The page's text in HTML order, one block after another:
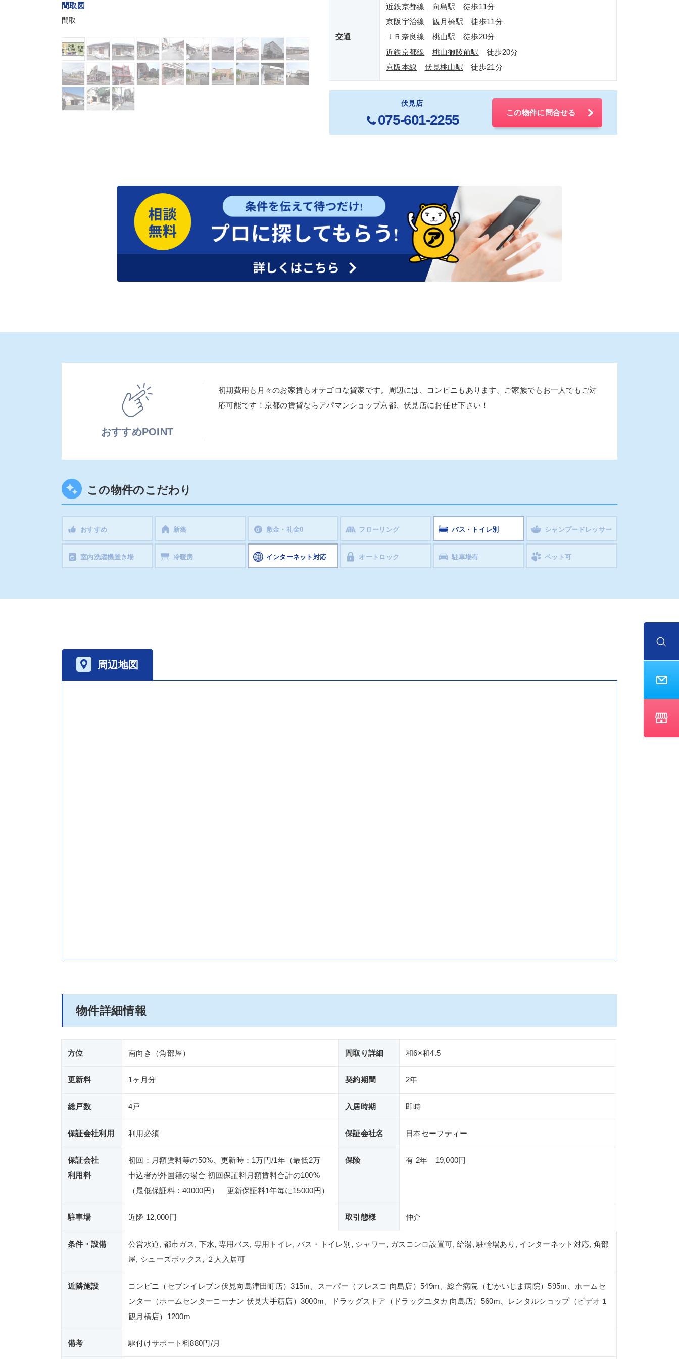
間取図
間取
交通
近鉄京都線 向島駅
徒歩11分
京阪宇治線
観月橋駅 徒歩11分
ＪＲ奈良線
桃山駅
徒歩20分
近鉄京都線
桃山御陵前駅 徒歩20分
京阪本線
伏見桃山駅 徒歩21分
伏見店
075-601-2255 この物件に問合せる
おすすめPOINT
初期費用も月々のお家賃もオテゴロな貸家です。周辺には、コンビニもあります。ご家族でもお一人でもご対
応可能です！京都の賃貸ならアパマンショップ京都、伏見店にお任せ下さい！
この物件のこだわり
おすすめ 新築 敷金・礼金0 フローリング バス・トイレ別 シャンプードレッサー
室内洗濯機置き場 冷暖房 インターネット対応 オートロック 駐車場有 ペット可
周辺地図
物件詳細情報
方位 南向き（角部屋） 間取り詳細 和6×和4.5
更新料 1ヶ月分 契約期間 2年
総戸数 4戸 入居時期 即時
保証会社利用 利用必須 保証会社名 日本セーフティー
保証会社
利用料
初回：月額賃料等の50%、更新時：1万円/1年（最低2万
申込者が外国籍の場合 初回保証料月額賃料合計の100%
（最低保証料：40000円） 更新保証料1年毎に15000円）
保険 有 2年 19,000円
駐車場 近隣 12,000円 取引態様 仲介
条件・設備
公営水道, 都市ガス, 下水, 専用バス, 専用トイレ, バス・トイレ別, シャワー, ガスコンロ設置可, 給湯, 駐輪場あり, インターネット対応, 角部
屋, シューズボックス, ２人入居可
近隣施設
コンビニ（セブンイレブン伏見向島津田町店）315m、スーパー（フレスコ 向島店）549m、総合病院（むかいじま病院）595m、ホームセ
ンター（ホームセンターコーナン 伏見大手筋店）3000m、ドラッグストア（ドラッグユタカ 向島店）560m、レンタルショップ（ビデオ１
観月橋店）1200m
備考 駆付けサポート料880円/月